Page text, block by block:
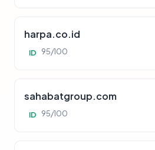
harpa.co.id
ID 95/100
sahabatgroup.com
ID 95/100